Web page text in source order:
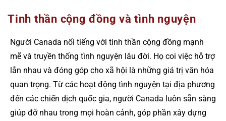
Tinh thần cộng đồng và tình nguyện
Người Canada nổi tiếng với tinh thần cộng đồng mạnh
mẽ và truyền thống tình nguyện lâu đời. Họ coi việc hỗ trợ
lẫn nhau và đóng góp cho xã hội là những giá trị văn hóa
quan trọng. Từ các hoạt động tình nguyện tại địa phương
đến các chiến dịch quốc gia, người Canada luôn sẵn sàng
giúp đỡ nhau trong mọi hoàn cảnh, góp phần xây dựng